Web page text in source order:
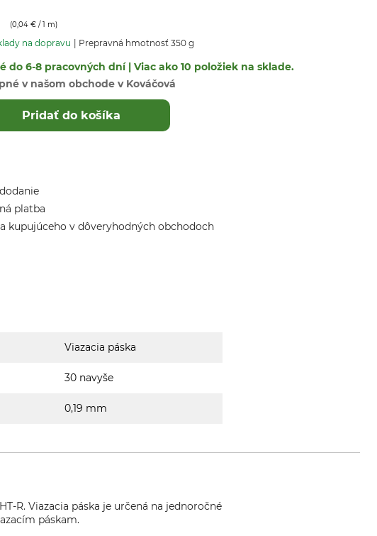
(0,04 € / 1 m)
na dopravu Prepravná hmotnosť 350 g
do 6-8 pracovných dní | Viac ako 10 položiek na sklade.
v našom obchode v Kováčová
Pridať do košíka
platba
kupujúceho v dôveryhodných obchodoch
Viazacia páska
30 navyše
0,19 mm
R. Viazacia páska je určená na jednoročné
páskam.